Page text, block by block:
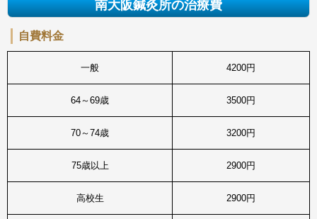
南大阪鍼灸所の治療費
自費料金
一般 4200円
64～69歳 3500円
70～74歳 3200円
75歳以上 2900円
高校生 2900円